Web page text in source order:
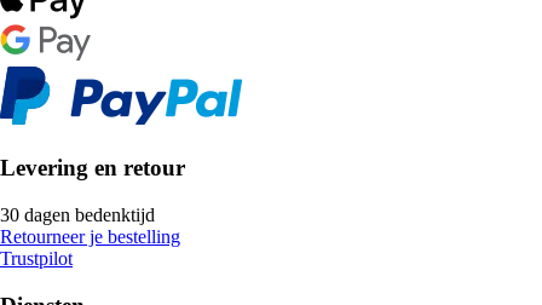
Levering en retour
30 dagen bedenktijd
Retourneer je bestelling
Trustpilot